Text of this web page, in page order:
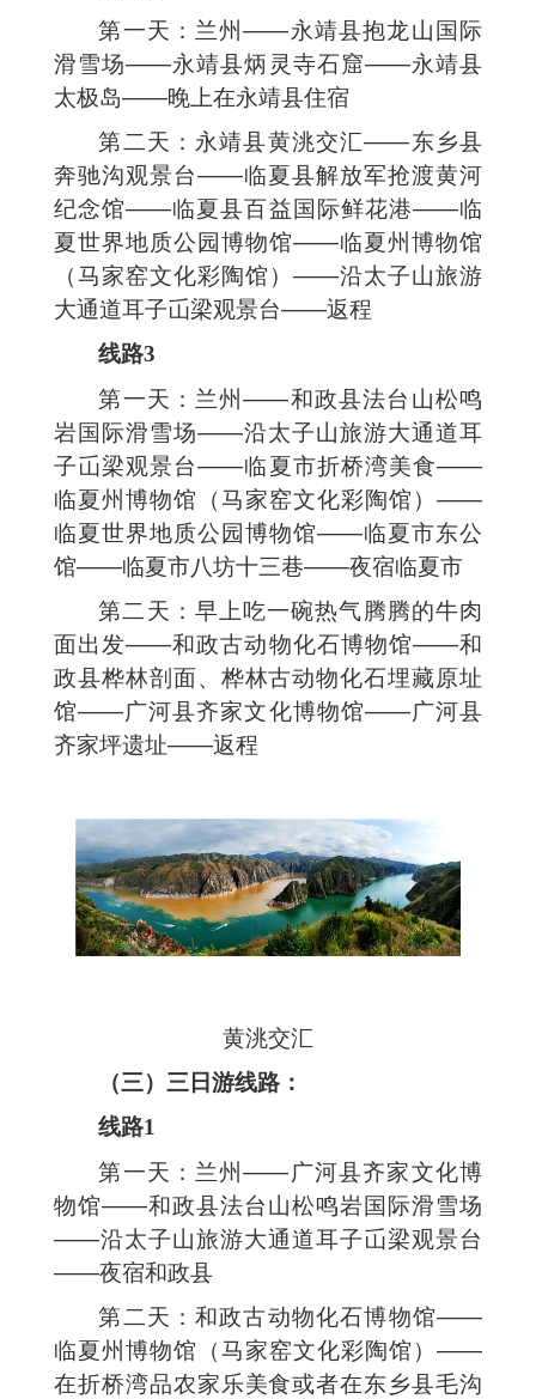
第一天：兰州——永靖县抱龙山国际
滑雪场——永靖县炳灵寺石窟——永靖县
太极岛——晚上在永靖县住宿
第二天：永靖县黄洮交汇——东乡县
奔驰沟观景台——临夏县解放军抢渡黄河
纪念馆——临夏县百益国际鲜花港——临
夏世界地质公园博物馆——临夏州博物馆
（马家窑文化彩陶馆）——沿太子山旅游
大通道耳子屲梁观景台——返程
线路3
第一天：兰州——和政县法台山松鸣
岩国际滑雪场——沿太子山旅游大通道耳
子屲梁观景台——临夏市折桥湾美食——
临夏州博物馆（马家窑文化彩陶馆）——
临夏世界地质公园博物馆——临夏市东公
馆——临夏市八坊十三巷——夜宿临夏市
第二天：早上吃一碗热气腾腾的牛肉
面出发——和政古动物化石博物馆——和
政县桦林剖面、桦林古动物化石埋藏原址
馆——广河县齐家文化博物馆——广河县
齐家坪遗址——返程
黄洮交汇
（三）三日游线路：
线路1
第一天：兰州——广河县齐家文化博
物馆——和政县法台山松鸣岩国际滑雪场
——沿太子山旅游大通道耳子屲梁观景台
——夜宿和政县
第二天：和政古动物化石博物馆——
临夏州博物馆（马家窑文化彩陶馆）——
在折桥湾品农家乐美食或者在东乡县毛沟